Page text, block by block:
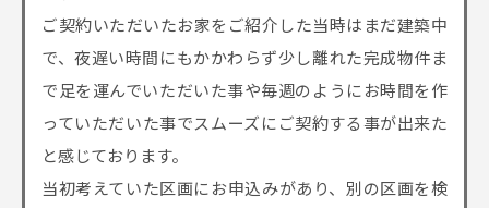
ご契約いただいたお家をご紹介した当時はまだ建築中
で、夜遅い時間にもかかわらず少し離れた完成物件ま
で足を運んでいただいた事や毎週のようにお時間を作
っていただいた事でスムーズにご契約する事が出来た
と感じております。
当初考えていた区画にお申込みがあり、別の区画を検